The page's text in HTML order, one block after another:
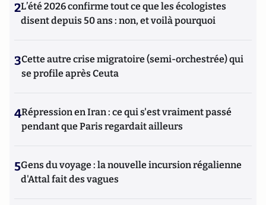
2L’été 2026 confirme tout ce que les écologistes
disent depuis 50 ans : non, et voilà pourquoi
3Cette autre crise migratoire (semi-orchestrée) qui
se profile après Ceuta
4Répression en Iran : ce qui s'est vraiment passé
pendant que Paris regardait ailleurs
5Gens du voyage : la nouvelle incursion régalienne
d'Attal fait des vagues